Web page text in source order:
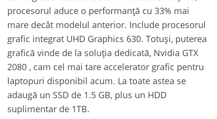
procesorul aduce o performanță cu 33% mai
mare decât modelul anterior. Include procesorul
grafic integrat UHD Graphics 630. Totuși, puterea
grafică vinde de la soluția dedicată, Nvidia GTX
2080 , cam cel mai tare accelerator grafic pentru
laptopuri disponibil acum. La toate astea se
adaugă un SSD de 1.5 GB, plus un HDD
suplimentar de 1TB.